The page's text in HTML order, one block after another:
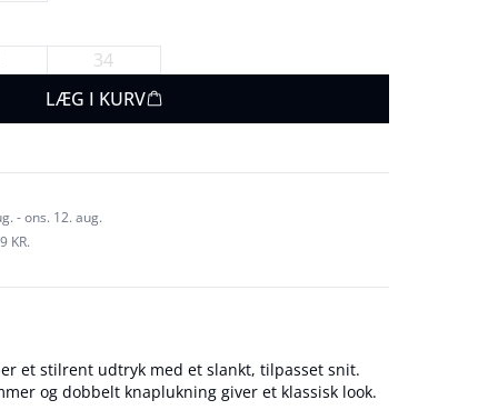
34
LÆG I KURV
- ons. 12. aug.
KR.
et stilrent udtryk med et slankt, tilpasset snit.
og dobbelt knaplukning giver et klassisk look.